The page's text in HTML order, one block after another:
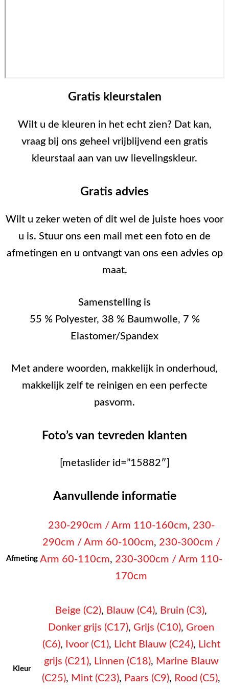
Gratis kleurstalen
Wilt u de kleuren in het echt zien? Dat kan,
vraag bij ons geheel vrijblijvend een gratis
kleurstaal aan van uw lievelingskleur.
Gratis advies
Wilt u zeker weten of dit wel de juiste hoes voor
u is. Stuur ons een mail met een foto en de
afmetingen en u ontvangt van ons een advies op
maat.
Samenstelling is
55 % Polyester, 38 % Baumwolle, 7 %
Elastomer/Spandex
Met andere woorden, makkelijk in onderhoud,
makkelijk zelf te reinigen en een perfecte
pasvorm.
Foto’s van tevreden klanten
[metaslider id=”15882″]
Aanvullende informatie
Afmeting
230-290cm / Arm 110-160cm, 230-
290cm / Arm 60-100cm, 230-300cm /
Arm 60-110cm, 230-300cm / Arm 110-
170cm
Kleur
Beige (C2), Blauw (C4), Bruin (C3),
Donker grijs (C17), Grijs (C10), Groen
(C6), Ivoor (C1), Licht Blauw (C24), Licht
grijs (C21), Linnen (C18), Marine Blauw
(C25), Mint (C23), Paars (C9), Rood (C5),